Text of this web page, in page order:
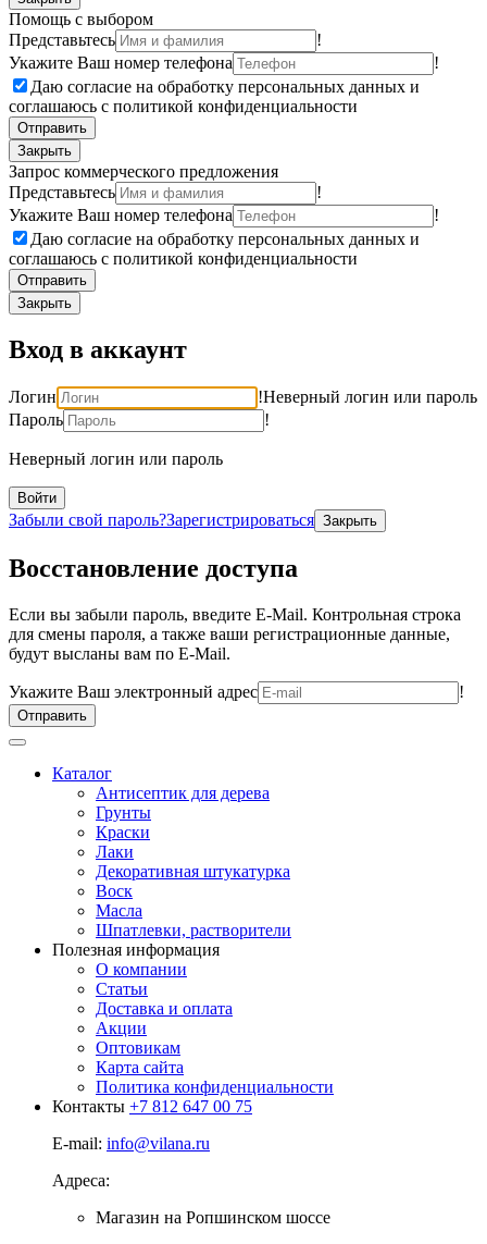
Помощь с выбором
Представьтесь
!
Укажите Ваш номер телефона
!
Даю согласие на обработку персональных данных и
соглашаюсь с политикой конфиденциальности
Отправить
Закрыть
Запрос коммерческого предложения
Представьтесь
!
Укажите Ваш номер телефона
!
Даю согласие на обработку персональных данных и
соглашаюсь с политикой конфиденциальности
Отправить
Закрыть
Вход в аккаунт
Логин !Неверный логин или пароль
Пароль
!
Неверный логин или пароль
Войти
Забыли свой пароль?Зарегистрироваться Закрыть
Восстановление доступа
Если вы забыли пароль, введите E-Mail. Контрольная строка
для смены пароля, а также ваши регистрационные данные,
будут высланы вам по E-Mail.
Укажите Ваш электронный адрес !
Отправить
Каталог
Антисептик для дерева
Грунты
Краски
Лаки
Декоративная штукатурка
Воск
Масла
Шпатлевки, растворители
Полезная информация
О компании
Статьи
Доставка и оплата
Акции
Оптовикам
Карта сайта
Политика конфиденциальности
Контакты +7 812 647 00 75
E-mail: info@vilana.ru
Адреса:
Магазин на Ропшинском шоссе